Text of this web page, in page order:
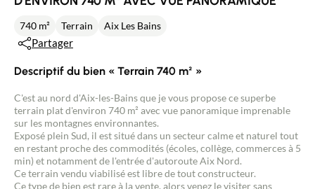
740 m² Terrain Aix Les Bains
Partager
Descriptif du bien « Terrain 740 m² »
C'est au nord d'Aix-les-Bains que je vous propose ce superbe
terrain plat d'environ 740 m² avec vue panoramique imprenable
sur les montagnes environnantes.
Exposé plein Sud, il est situé dans un secteur calme et naturel tout
en restant proche des commodités (écoles, collège, commerces à 5
min) et notamment de l'entrée d'autoroute Aix Nord.
Ce terrain vendu viabilisé est libre de tout constructeur.
Ce type de bien est rare à la vente, alors venez le visiter sans